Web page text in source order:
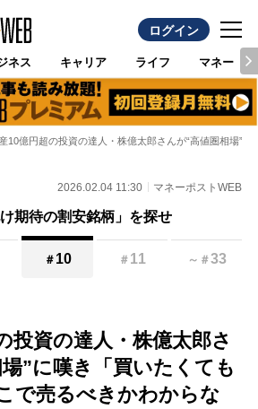
ログイン
ネス キャリア ライフ マネー
10億円超の投資の達人・株億太郎さんが“高値圏相場”
2026.02.04 11:30 マネーポストWEB
期待の割安銘柄」を探せ
＃ 10 ＃ 11 ～ ＃33
投資の達人・株億太郎さ
”に嘆き「買いたくても
で売るべきかわからな